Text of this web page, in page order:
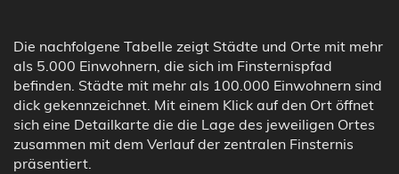
Die nachfolgene Tabelle zeigt Städte und Orte mit mehr
als 5.000 Einwohnern, die sich im Finsternispfad
befinden. Städte mit mehr als 100.000 Einwohnern sind
dick gekennzeichnet. Mit einem Klick auf den Ort öffnet
sich eine Detailkarte die die Lage des jeweiligen Ortes
zusammen mit dem Verlauf der zentralen Finsternis
präsentiert.